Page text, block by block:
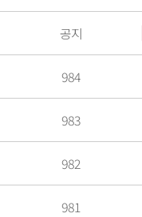
공지
984
983
982
981